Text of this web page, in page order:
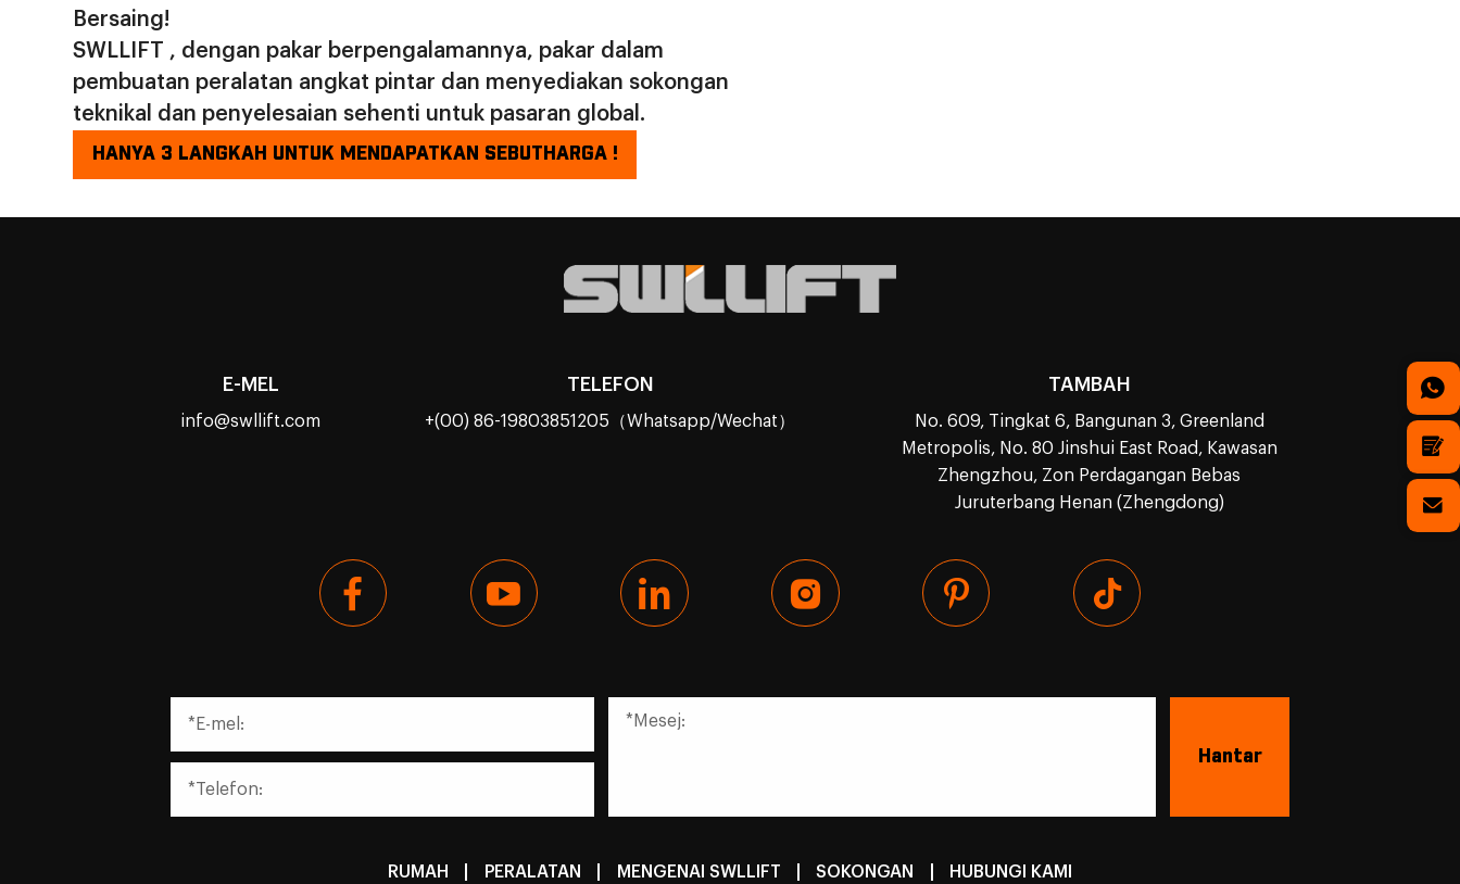
produktiviti dengan ketara.
Bersaing!
SWLLIFT , dengan pakar berpengalamannya, pakar dalam
pembuatan peralatan angkat pintar dan menyediakan sokongan
teknikal dan penyelesaian sehenti untuk pasaran global.
HANYA 3 LANGKAH UNTUK MENDAPATKAN SEBUTHARGA !
E-MEL
info@swllift.com
TELEFON
+(00) 86-19803851205（Whatsapp/Wechat）
TAMBAH
No. 609, Tingkat 6, Bangunan 3, Greenland
Metropolis, No. 80 Jinshui East Road, Kawasan
Zhengzhou, Zon Perdagangan Bebas
Juruterbang Henan (Zhengdong)
RUMAH PERALATAN MENGENAI SWLLIFT SOKONGAN HUBUNGI KAMI